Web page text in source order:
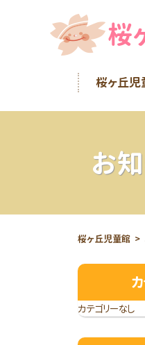
桜
桜ヶ丘児
お
桜ヶ丘児童館
カテゴリーなし